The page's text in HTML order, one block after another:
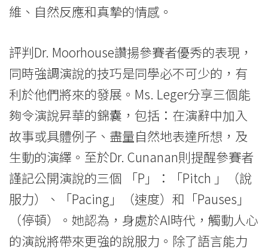
學
院
消
息
國
際
學
院
維、自然反應和真摯的情感。
評判Dr. Moorhouse讚揚參賽者優秀的表現，
同時強調演說的技巧是同學必不可少的，有
利於他們將來的發展。Ms. Leger分享三個能
夠令演說昇華的錦囊，包括：在演辭中加入
故事或具體例子、盡量自然地表達所想，及
生動的演繹。至於Dr. Cunanan則提醒參賽者
謹記公開演說的三個 「P」：「Pitch 」（說
服力）、「Pacing」（速度）和「Pauses」
（停頓）。她認為，身處於AI時代，觸動人心
的演說將帶來更強的說服力。除了語言能力